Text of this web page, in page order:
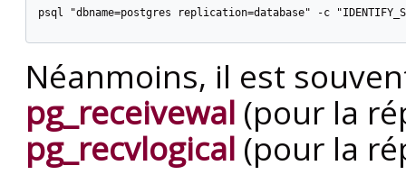
psql "dbname=postgres replication=database" -c
Néanmoins, il est
pg_receivewal (pour la
pg_recvlogical (pour la